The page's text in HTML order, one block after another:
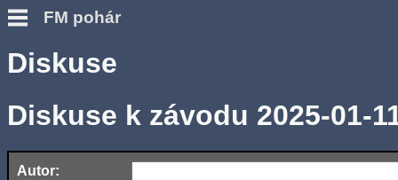
FM pohár
Diskuse
Diskuse k závodu 2025-01-
Autor: